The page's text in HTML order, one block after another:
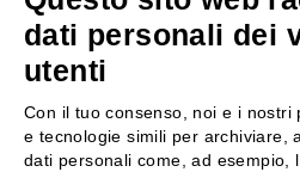
servizioclienti@rossiprofumi.it
SERVIZIO CLIENTI
Resi e rimborsi
Pagamenti
Chi
dati personali dei
utenti
Con il tuo consenso, noi e i nostri
e tecnologie simili per archiviare,
dati personali come, ad esempio,